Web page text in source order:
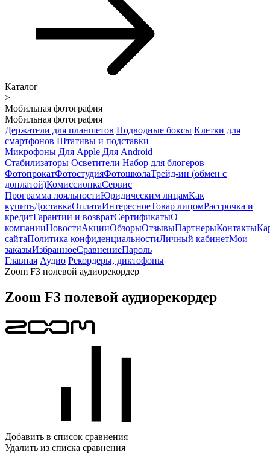
Каталог
>
Мобильная фотография
Мобильная фотография
Держатели для планшетов Подводные боксы Клетки для
смартфонов Штативы и подставки
Микрофоны Для Apple Для Android
Стабилизаторы Осветители Набор для блогеров
ФотопрокатФотостудияФотошколаТрейд-ин (обмен с
доплатой)КомиссионкаСервис
Программа лояльностиЮридическим лицамКак
купитьДоставкаОплатаИнтересноеТовар лицомРассрочка и
кредитГарантии и возвратСертификатыО
компанииНовостиАкцииОбзорыОтзывыПартнерыКонтакты
сайтаПолитика конфиденциальностиЛичный кабинетМои
заказыИзбранноеСравнениеПароль
Главная Аудио Рекордеры, диктофоны
Zoom F3 полевой аудиорекордер
Zoom F3 полевой аудиорекордер
Добавить в список сравнения
Удалить из списка сравнения